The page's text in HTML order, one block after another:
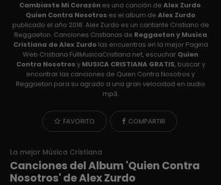
Cambiaste Mi Corazón es una canción de Alex Zurdo.
Quien Contra Nosotros es el album de Alex Zurdo
publicado el año 2018. Alex Zurdo es un cantante Cristiano de
Reggaeton. Canciones Cristianas de Reggaeton y Musica
Cristiana de Alex Zurdo las encuentras en la mejor Pagina
Web Cristiana FullMusicaCristiana.net, escuchar Quien
Contra Nosotros y MUSICA CRISTIANA GRATIS, buscar y
encontrar las canciones de Quien Contra Nosotros y
Reggaeton para su agrado a una gran velocidad en audio
mp3.
FAVORITO COMPARTIR
La mejor Música Cristiana
Canciones del Album 'Quien Contra
Nosotros' de Alex Zurdo